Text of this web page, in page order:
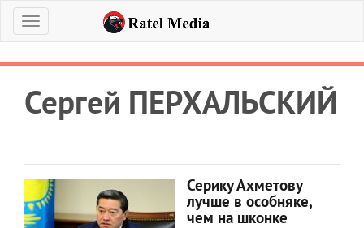
Меню
Сергей ПЕРХАЛЬСКИЙ
Серику Ахметову
лучше в особняке,
чем на шконке